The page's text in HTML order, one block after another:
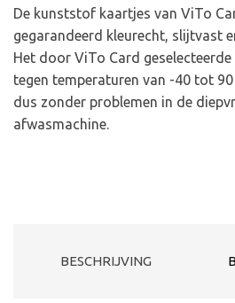
De kunststof kaartjes van ViTo
gegarandeerd kleurecht, slijtvast
Het door ViTo Card
tegen temperaturen van -40 tot
dus zonder problemen in de
afwasmachine.
BESCHRIJVING